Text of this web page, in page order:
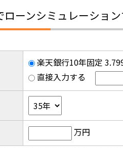
ローンシミュレーション
楽天銀行10年固定
直接入力する
万円